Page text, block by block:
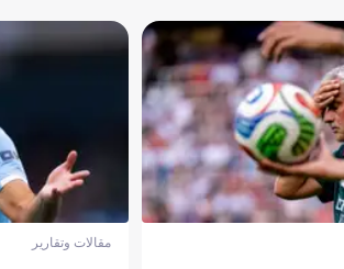
مقالات وتقارير